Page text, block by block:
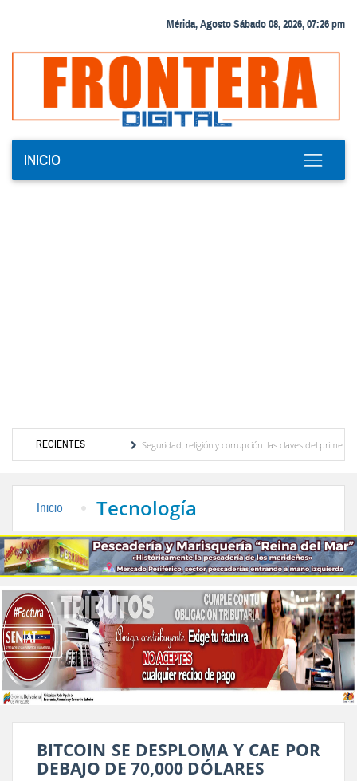
Mérida, Agosto Sábado 08, 2026, 07:26 pm
INICIO
RECIENTES
turístico merideño
Seguridad, religión y corrupción: las claves del primer
Inicio Tecnología
BITCOIN SE DESPLOMA Y CAE POR
DEBAJO DE 70,000 DÓLARES